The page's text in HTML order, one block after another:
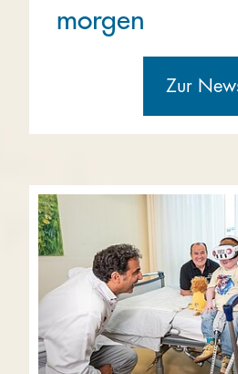
morgen
Zur